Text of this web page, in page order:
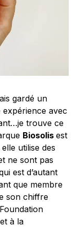
gardé un
avec
trouve ce
Biosolis est
utilise des
ne sont pas
est d’autant
que membre
son chiffre
à la